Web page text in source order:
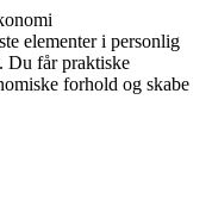
elementer i personlig
Du får praktiske
forhold og skabe